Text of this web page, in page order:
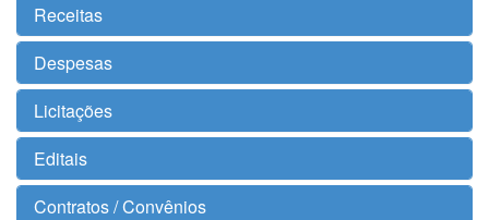
Receitas
Despesas
Licitações
Editais
Contratos / Convênios